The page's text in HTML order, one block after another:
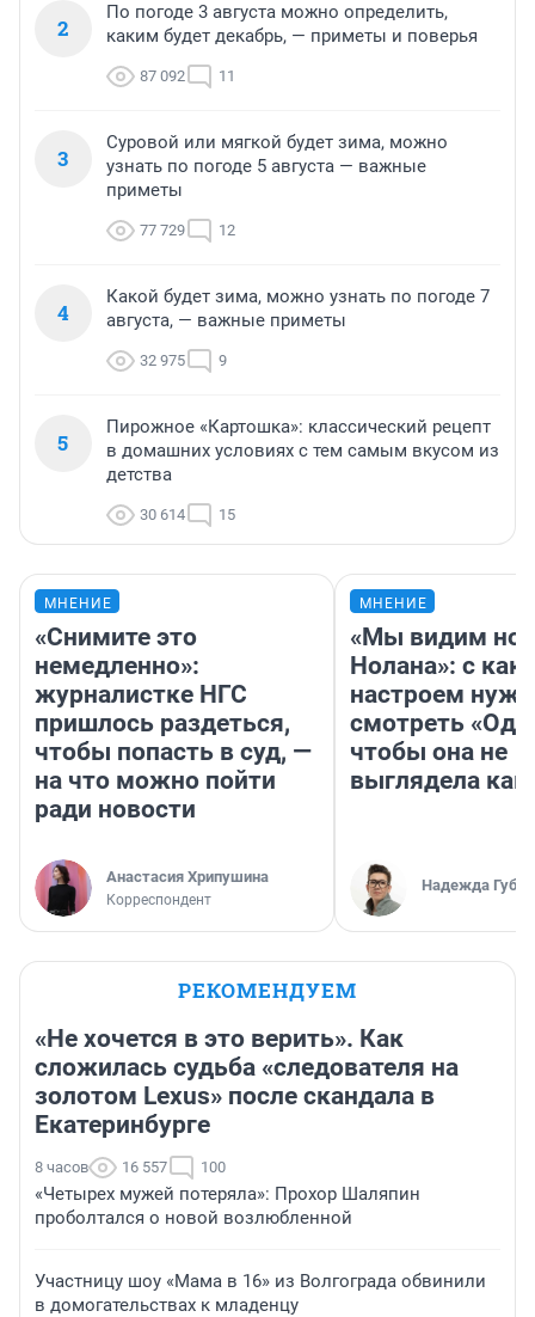
2
По погоде 3 августа можно определить,
каким будет декабрь, — приметы и поверья
87 092 11
3
Суровой или мягкой будет зима, можно
узнать по погоде 5 августа — важные
приметы
77 729 12
4
Какой будет зима, можно узнать по погоде 7
августа, — важные приметы
32 975 9
5
Пирожное «Картошка»: классический рецепт
в домашних условиях с тем самым вкусом из
детства
30 614 15
МНЕНИЕ
«Снимите это
немедленно»:
журналистке НГС
пришлось раздеться,
чтобы попасть в суд, —
на что можно пойти
ради новости
Анастасия Хрипушина
Корреспондент
МНЕНИЕ
«Мы видим
Нолана»: с
настроем
смотреть
чтобы она не
выглядела как
Надежда
РЕКОМЕНДУЕМ
«Не хочется в это верить». Как
сложилась судьба «следователя на
золотом Lexus» после скандала в
Екатеринбурге
8 часов 16 557 100
«Четырех мужей потеряла»: Прохор Шаляпин
проболтался о новой возлюбленной
Участницу шоу «Мама в 16» из Волгограда обвинили
в домогательствах к младенцу